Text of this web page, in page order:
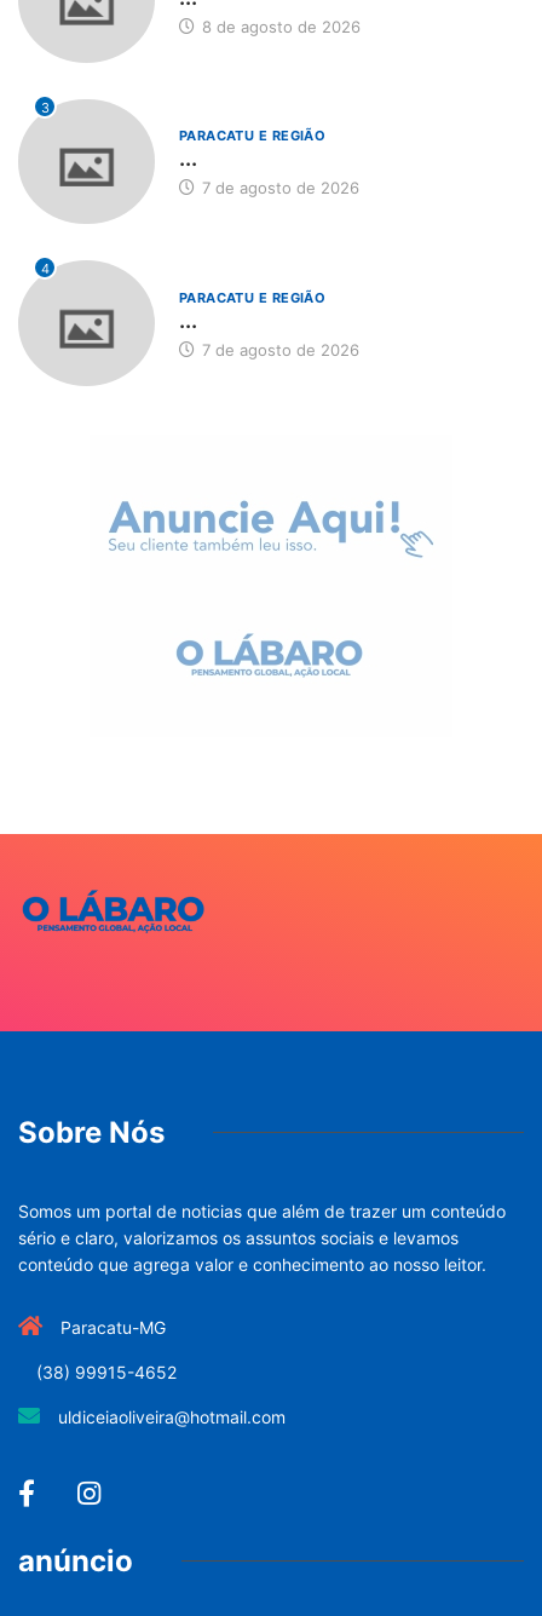
8 de agosto de 2026
3
PARACATU E REGIÃO
...
7 de agosto de 2026
4
PARACATU E REGIÃO
...
7 de agosto de 2026
Sobre Nós
Somos um portal de noticias que além de trazer um conteúdo
sério e claro, valorizamos os assuntos sociais e levamos
conteúdo que agrega valor e conhecimento ao nosso leitor.
Paracatu-MG
(38) 99915-4652
uldiceiaoliveira@hotmail.com
anúncio